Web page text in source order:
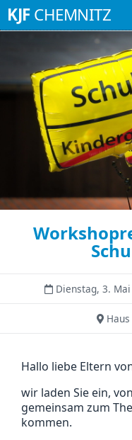
KJF CHEMNITZ
Dienstag, 3.
Haus
Hallo liebe Eltern
wir laden Sie ein,
gemeinsam zum
kommen.